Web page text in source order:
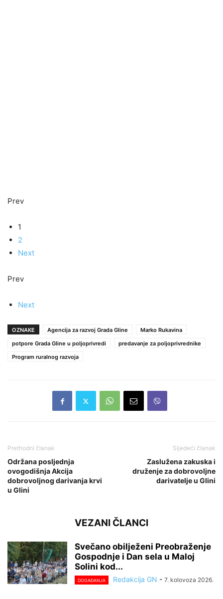
Prev
1
2
Next
Prev
Next
OZNAKE Agencija za razvoj Grada Gline
Marko Rukavina
potpore Grada Gline u poljoprivredi
predavanje za poljoprivrednike
Program ruralnog razvoja
Prethodni članak
Održana posljednja
ovogodišnja Akcija
dobrovoljnog darivanja krvi
u Glini
Sljedeći članak
Zaslužena zakuska i
druženje za dobrovoljne
darivatelje u Glini
VEZANI ČLANCI
Svečano obilježeni Preobraženje
Gospodnje i Dan sela u Maloj
Solini kod...
DOGAĐANJA Redakcija GN - 7. kolovoza 2026.